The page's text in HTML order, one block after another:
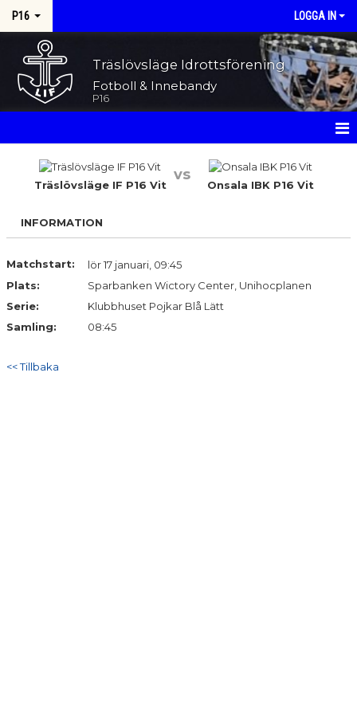
P16 LOGGA IN
Träslövsläge Idrottsförening
Fotboll & Innebandy
P16
KALENDER
MATCHER
BILDGALLERI
DOKUMENT
Träslövsläge IF P16 Vit
vs
Onsala IBK P16 Vit
INFORMATION
Matchstart:
lör 17 januari, 09:45
Plats:
Sparbanken Wictory Center, Unihocplanen
Serie:
Klubbhuset Pojkar Blå Lätt
Samling:
08:45
<< Tillbaka